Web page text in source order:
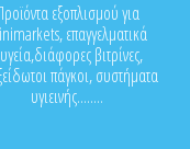
εξοπλισμού για
επαγγελματικά
βιτρίνες,
πάγκοι, συστήματα
υγιεινής........